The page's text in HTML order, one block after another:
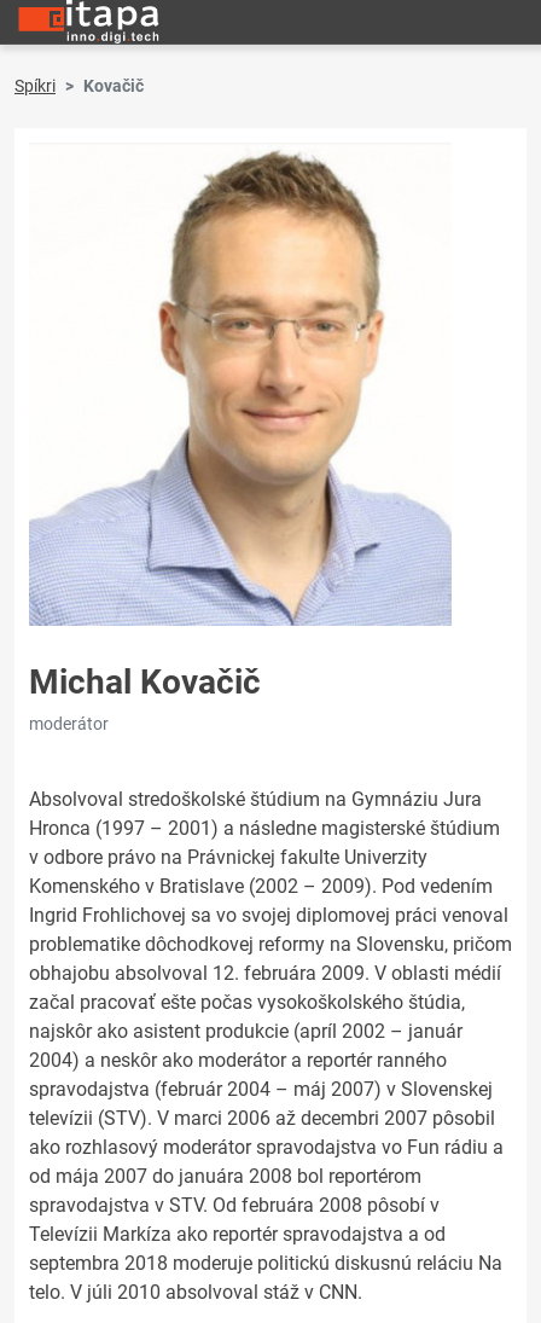
Spíkri Kovačič
Michal Kovačič
moderátor
Absolvoval stredoškolské štúdium na Gymnáziu Jura
Hronca (1997 – 2001) a následne magisterské štúdium
v odbore právo na Právnickej fakulte Univerzity
Komenského v Bratislave (2002 – 2009). Pod vedením
Ingrid Frohlichovej sa vo svojej diplomovej práci venoval
problematike dôchodkovej reformy na Slovensku, pričom
obhajobu absolvoval 12. februára 2009. V oblasti médií
začal pracovať ešte počas vysokoškolského štúdia,
najskôr ako asistent produkcie (apríl 2002 – január
2004) a neskôr ako moderátor a reportér ranného
spravodajstva (február 2004 – máj 2007) v Slovenskej
televízii (STV). V marci 2006 až decembri 2007 pôsobil
ako rozhlasový moderátor spravodajstva vo Fun rádiu a
od mája 2007 do januára 2008 bol reportérom
spravodajstva v STV. Od februára 2008 pôsobí v
Televízii Markíza ako reportér spravodajstva a od
septembra 2018 moderuje politickú diskusnú reláciu Na
telo. V júli 2010 absolvoval stáž v CNN.